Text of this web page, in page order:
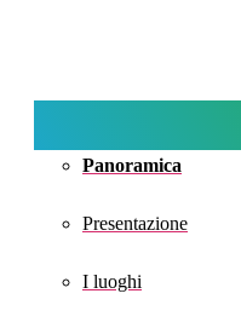
Panoramica
Presentazione
I luoghi